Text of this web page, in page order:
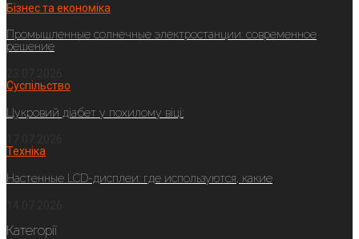
Бізнес та економіка
Промышленные солнечные электростанции: современное
решение
Суспільство
Цукровий діабет у похилому віці:
Техніка
Настенные LCD-дисплеи: где используются, какие
Категорії